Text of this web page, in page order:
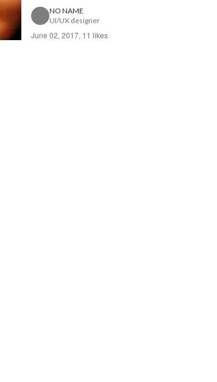
たか 私は元々メディア学部という今...
NO NAME
UI/UX designer
June 02, 2017, 11 likes